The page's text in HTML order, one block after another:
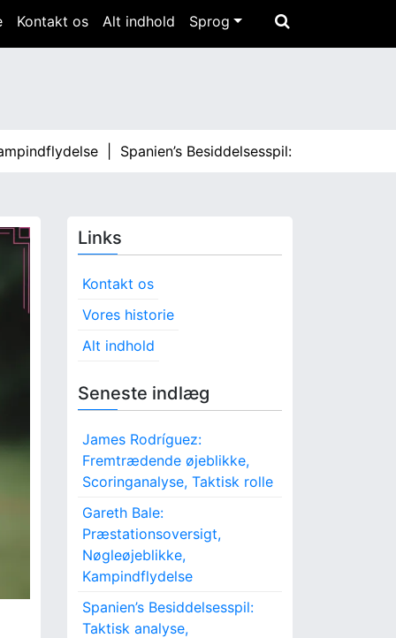
Kontakt os Alt indhold Sprog
|Spanien’s Besiddelsesspil: Taktisk analyse,
Links
Kontakt os
Vores historie
Alt indhold
Seneste indlæg
James Rodríguez:
Fremtrædende øjeblikke,
Scoringanalyse, Taktisk rolle
Gareth Bale:
Præstationsoversigt,
Nøgleøjeblikke,
Kampindflydelse
Spanien’s Besiddelsesspil:
Taktisk analyse,